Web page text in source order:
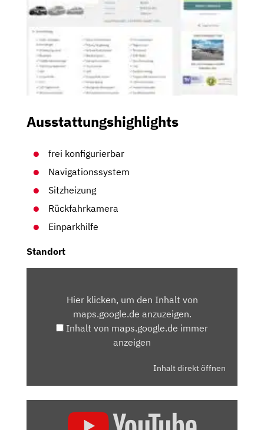
Ausstattungshighlights
frei konfigurierbar
Navigationssystem
Sitzheizung
Rückfahrkamera
Einparkhilfe
Standort
MAPS.GOOGLE.DEHier klicken, um den Inhalt von
maps.google.de anzuzeigen.
Inhalt von maps.google.de immer
anzeigen
Inhalt direkt öffnen